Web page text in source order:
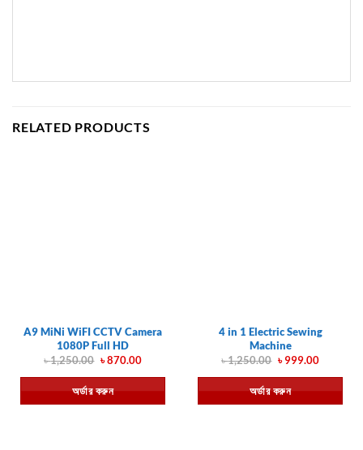
RELATED PRODUCTS
A9 MiNi WiFI CCTV Camera
1080P Full HD
৳1,250.00 Original
was:
৳ 1,250.00.
৳870.00Current
is:
৳ 870.00.
অর্ডার করুন
4 in 1 Electric Sewing
Machine
৳1,250.00 Original
was:
৳ 1,250.00.
৳999.00Current
is:
৳ 999.00.
অর্ডার করুন